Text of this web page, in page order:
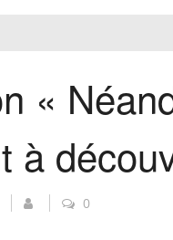
«
à
0